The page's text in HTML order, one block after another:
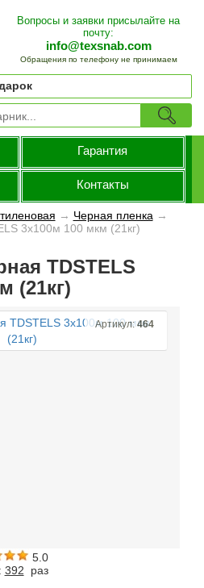
Вопросы и заявки присылайте на
почту:
info@texsnab.com
Обращения по телефону не принимаем
Гарантия
Контакты
→ Черная пленка →
3х100м 100 мкм (21кг)
TDSTELS
(21кг)
Артикул:464
5.0
392 раз